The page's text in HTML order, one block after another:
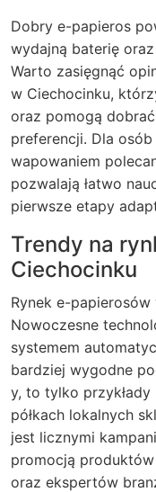
Dobry e-papieros
wydajną baterię
Warto zasięgnąć
w Ciechocinku,
oraz pomogą
preferencji. Dla
wapowaniem
pozwalają łatwo
pierwsze etapy
Trendy na
Ciechocinku
Rynek e-
Nowoczesne
systemem
bardziej wygodne
y, to tylko
półkach lokalnych
jest licznymi
promocją
oraz ekspertów